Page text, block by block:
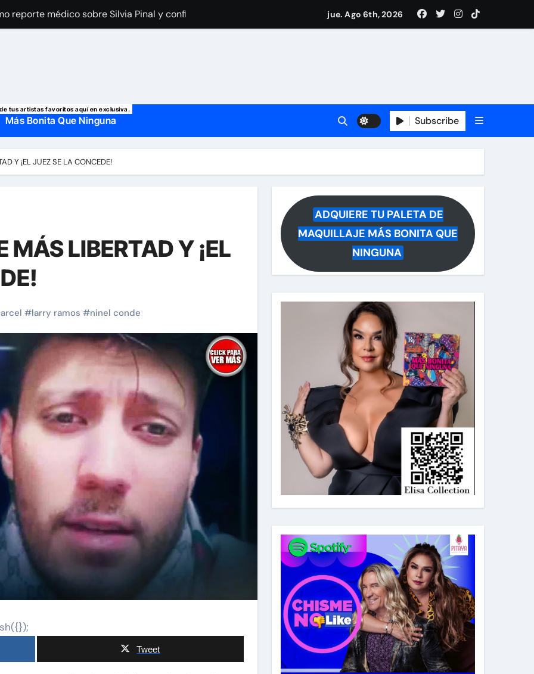
reporte médico sobre Silvia Pinal y confirma el día que saldrá del hospital
mensaje a Irina Baeva tras imágenes junto a Giovanni Medina y revela lo que muchos querían saber
la muerte de su primer esposo y su actual marido reacciona a la noticia
jue. Ago 6th, 2026
tus artistas favoritos aquí en exclusiva.
Más Bonita Que Ninguna Subscribe
Y ¡EL JUEZ SE LA CONCEDE!
MÁS LIBERTAD Y ¡EL
#larry ramos #ninel conde
Tweet
ADQUIERE TU PALETA DE
MAQUILLAJE MÁS BONITA QUE
NINGUNA